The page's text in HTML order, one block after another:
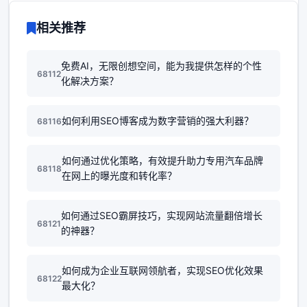
相关推荐
68112
免费AI，无限创想空间，能为我提供怎样的个性
化解决方案？
68116如何利用SEO博客成为数字营销的强大利器？
68118
如何通过优化策略，有效提升助力专用汽车品牌
在网上的曝光度和转化率？
68121
如何通过SEO霸屏技巧，实现网站流量翻倍增长
的神器？
68122
如何成为企业互联网领航者，实现SEO优化效果
最大化？